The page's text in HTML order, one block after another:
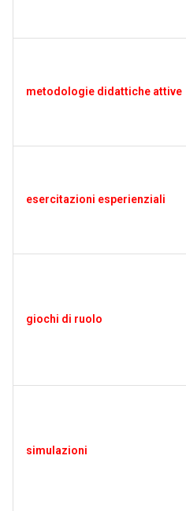
metodologie didattiche attive
esercitazioni esperienziali
giochi di ruolo
simulazioni